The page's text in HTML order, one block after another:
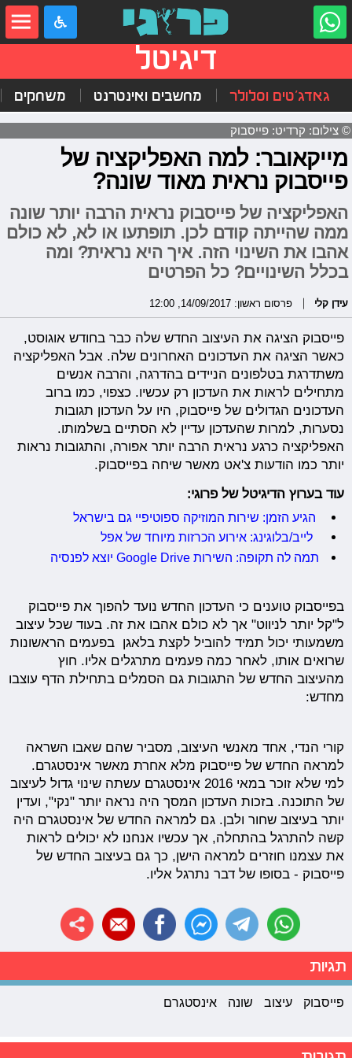
דיגיטל
גאדג'טים וסלולר מחשבים ואינטרנט משחקים
© צילום: קרדיט: פייסבוק
מייקאובר: למה האפליקציה של
פייסבוק נראית מאוד שונה?
האפליקציה של פייסבוק נראית הרבה יותר שונה
ממה שהייתה קודם לכן. תופתעו או לא, לא כולם
אהבו את השינוי הזה. איך היא נראית? ומה
בכלל השינויים? כל הפרטים
עידן קלי פרסום ראשון: 14/09/2017, 12:00
פייסבוק הציגה את העיצוב החדש שלה כבר בחודש אוגוסט,
כאשר הציגה את העדכונים האחרונים שלה. אבל האפליקציה
משתדרגת בטלפונים הניידים בהדרגה, והרבה אנשים
מתחילים לראות את העדכון רק עכשיו. כצפוי, כמו ברוב
העדכונים הגדולים של פייסבוק, היו על העדכון תגובות
נסערות, למרות שהעדכון עדיין לא הסתיים בשלמותו.
האפליקציה כרגע נראית הרבה יותר אפורה, והתגובות נראות
יותר כמו הודעות צ'אט מאשר שיחה בפייסבוק.
עוד בערוץ הדיגיטל של פרוגי:
הגיע הזמן: שירות המוזיקה ספוטיפיי גם בישראל
לייב/בלוגינג: אירוע הכרזות מיוחד של אפל
תמה לה תקופה: השירות Google Drive יוצא לפנסיה
בפייסבוק טוענים כי העדכון החדש נועד להפוך את פייסבוק
ל"קל יותר לניווט" אך לא כולם אהבו את זה. בעוד שכל עיצוב
משמעותי יכול תמיד להוביל לקצת בלאגן בפעמים הראשונות
שרואים אותו, לאחר כמה פעמים מתרגלים אליו. חוץ
מהעיצוב החדש של התגובות גם הסמלים בתחילת הדף עוצבו
מחדש:
קורי הנדי, אחד מאנשי העיצוב, מסביר שהם שאבו השראה
למראה החדש של פייסבוק מלא אחרת מאשר אינסטגרם.
למי שלא זוכר במאי 2016 אינסטגרם עשתה שינוי גדול לעיצוב
של התוכנה. בזכות העדכון המסך היה נראה יותר "נקי", ועדין
יותר בעיצוב שחור ולבן. גם למראה החדש של אינסטגרם היה
קשה להתרגל בהתחלה, אך עכשיו אנחנו לא יכולים לראות
את עצמנו חוזרים למראה הישן, כך גם בעיצוב החדש של
פייסבוק - בסופו של דבר נתרגל אליו.
תגיות
פייסבוק עיצוב שונה אינסטגרם